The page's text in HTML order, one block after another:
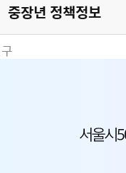
중장년 정책정보